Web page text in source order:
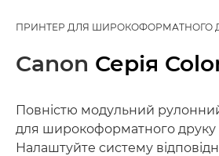
ПРИНТЕР ДЛЯ ШИРОКОФОРМАТНОГО
Canon Серія
Повністю модульний
для широкоформатного друку
Налаштуйте систему